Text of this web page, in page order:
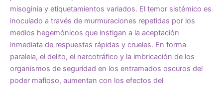
misoginia y etiquetamientos variados. El temor sistémico es
inoculado a través de murmuraciones repetidas por los
medios hegemónicos que instigan a la aceptación
inmediata de respuestas rápidas y crueles. En forma
paralela, el delito, el narcotráfico y la imbricación de los
organismos de seguridad en los entramados oscuros del
poder mafioso, aumentan con los efectos del